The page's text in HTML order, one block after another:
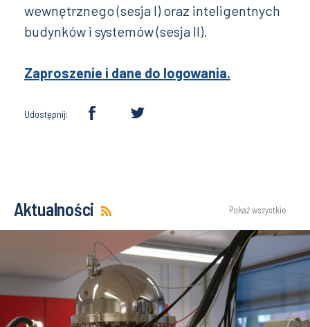
wewnętrznego (sesja I) oraz inteligentnych
budynków i systemów (sesja II).
Zaproszenie i dane do logowania.
Udostępnij:
Aktualności Pokaż wszystkie